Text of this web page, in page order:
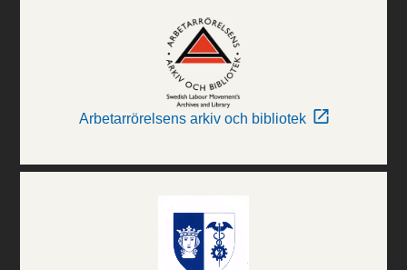
Arbetarrörelsens arkiv och bibliotek